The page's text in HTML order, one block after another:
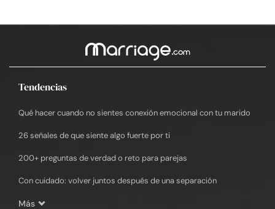
Tendencias
Qué hacer cuando no sientes conexión emocional con tu marido
26 señales de que siente algo fuerte por ti
200+ preguntas de verdad o reto para parejas
Con cuidado: volver juntos después de una separación
Más